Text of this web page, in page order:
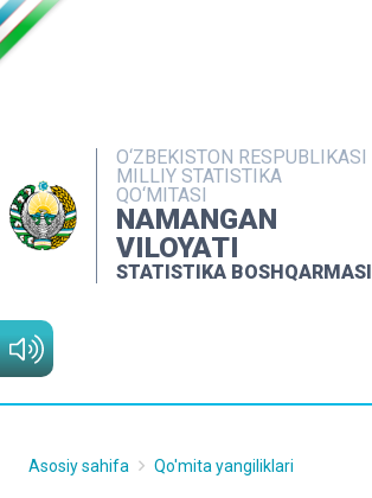
O‘ZBEKISTON RESPUBLIKASI
MILLIY STATISTIKA
QO‘MITASI
NAMANGAN
VILOYATI
STATISTIKA BOSHQARMASI
NASHRLAR
INTERAKTIV XIZMATLAR
MATBUOT XIZMATI
MUROJAATLAR
Asosiy sahifa Qo'mita yangiliklari